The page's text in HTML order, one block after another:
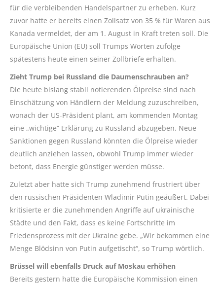
für die verbleibenden Handelspartner zu erheben. Kurz
zuvor hatte er bereits einen Zollsatz von 35 % für Waren aus
Kanada vermeldet, der am 1. August in Kraft treten soll. Die
Europäische Union (EU) soll Trumps Worten zufolge
spätestens heute einen seiner Zollbriefe erhalten.
Zieht Trump bei Russland die Daumenschrauben an?
Die heute bislang stabil notierenden Ölpreise sind nach
Einschätzung von Händlern der Meldung zuzuschreiben,
wonach der US-Präsident plant, am kommenden Montag
eine „wichtige“ Erklärung zu Russland abzugeben. Neue
Sanktionen gegen Russland könnten die Ölpreise wieder
deutlich anziehen lassen, obwohl Trump immer wieder
betont, dass Energie günstiger werden müsse.
Zuletzt aber hatte sich Trump zunehmend frustriert über
den russischen Präsidenten Wladimir Putin geäußert. Dabei
kritisierte er die zunehmenden Angriffe auf ukrainische
Städte und den Fakt, dass es keine Fortschritte im
Friedensprozess mit der Ukraine gebe. „Wir bekommen eine
Menge Blödsinn von Putin aufgetischt“, so Trump wörtlich.
Brüssel will ebenfalls Druck auf Moskau erhöhen
Bereits gestern hatte die Europäische Kommission einen